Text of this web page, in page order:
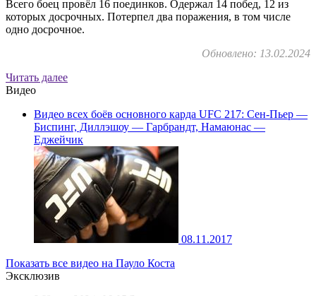
Всего боец провёл 16 поединков. Одержал 14 побед, 12 из
которых досрочных. Потерпел два поражения, в том числе
одно досрочное.
Обновлено: 13.02.2024
Читать далее
Видео
Видео всех боёв основного карда UFC 217: Сен-Пьер —
Биспинг, Диллэшоу — Гарбрандт, Намаюнас —
Еджейчик
08.11.2017
Показать все видео на Пауло Коста
Эксклюзив